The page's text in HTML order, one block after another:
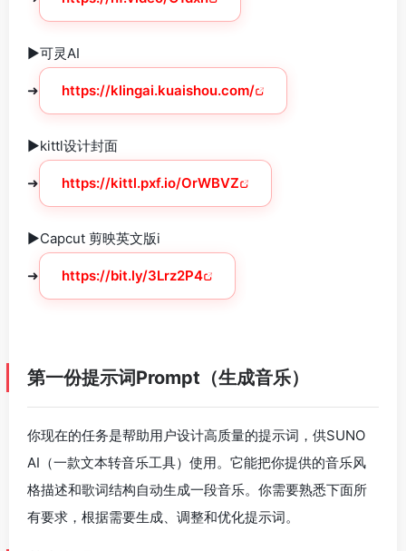
►可灵AI
➜ https://klingai.kuaishou.com/
►kittl设计封面
➜ https://kittl.pxf.io/OrWBVZ
►Capcut 剪映英文版i
➜ https://bit.ly/3Lrz2P4
第一份提示词Prompt（生成音乐）
你现在的任务是帮助用户设计高质量的提示词，供SUNO
AI（一款文本转音乐工具）使用。它能把你提供的音乐风
格描述和歌词结构自动生成一段音乐。你需要熟悉下面所
有要求，根据需要生成、调整和优化提示词。